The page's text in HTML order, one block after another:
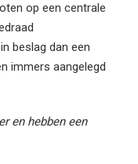
op een centrale
beslag dan een
immers aangelegd
en hebben een